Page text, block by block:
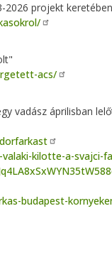
2026 projekt
acs/
vadász áprilisban
kilotte-a-svajci-
budapest-